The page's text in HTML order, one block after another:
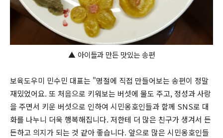
▲ 아이들과 만든 맛있는 송편
보육도우미 민수민 대표는 "명절에 직접 만들어보는 송편이 정말
재밌었어요. 또 처음으로 키워보는 버섯에 물도 주고, 정성과 사랑
을 주면서 키운 버섯으로 인하여 시민옹호인들과 함께 SNS로 대
화를 나누니 더욱 행복해집니다. 저한테 더 많은 친구가 생겨서 든
든하고 의지가 되는 것 같아 좋습니다. 앞으로 많은 시민옹호인들